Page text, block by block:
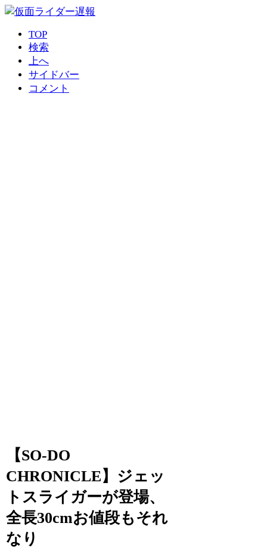
TOP
検索
上へ
サイドバー
コメント
【SO-DO
CHRONICLE】ジェッ
トスライガーが登場、
全長30cmお値段もそれ
なり